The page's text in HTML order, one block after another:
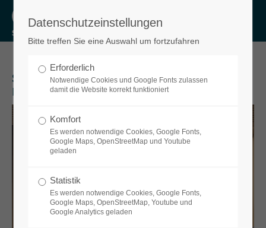
Login
Passwort
Anmelden
Register|Lost your password?
SUMA Rührtechnik in Sulzberg,
Betriebskantine
Datenschutzeinstellungen
Bitte treffen Sie eine Auswahl um fortzufahren
Erforderlich
Notwendige Cookies und Google Fonts zulassen
damit die Website korrekt funktioniert
Komfort
Es werden notwendige Cookies, Google Fonts,
Google Maps, OpenStreetMap und Youtube
geladen
Statistik
Es werden notwendige Cookies, Google Fonts,
Google Maps, OpenStreetMap, Youtube und
Google Analytics geladen